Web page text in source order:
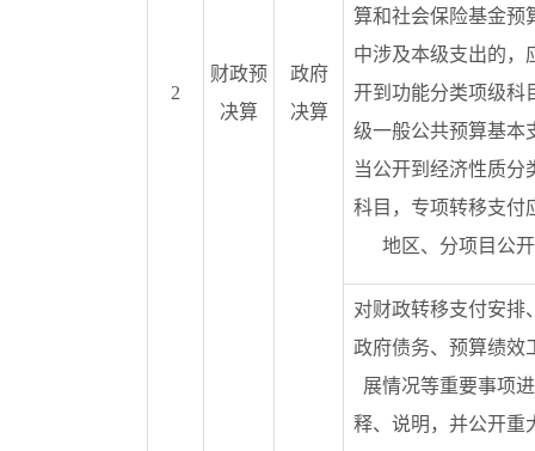
2
财政预
决算
政府
决算
算和社会保险基金预
中涉及本级支出的，
开到功能分类项级科
级一般公共预算基本
当公开到经济性质分
科目，专项转移支付
地区、分项目公
对财政转移支付安排
政府债务、预算绩效
展情况等重要事项
释、说明，并公开重